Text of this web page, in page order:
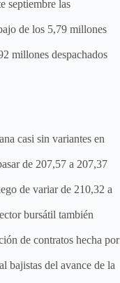
septiembre las
de los 5,79 millones
millones despachados
casi sin variantes en
de 207,57 a 207,37
de variar de 210,32 a
bursátil también
de contratos hecha por
bajistas del avance de la